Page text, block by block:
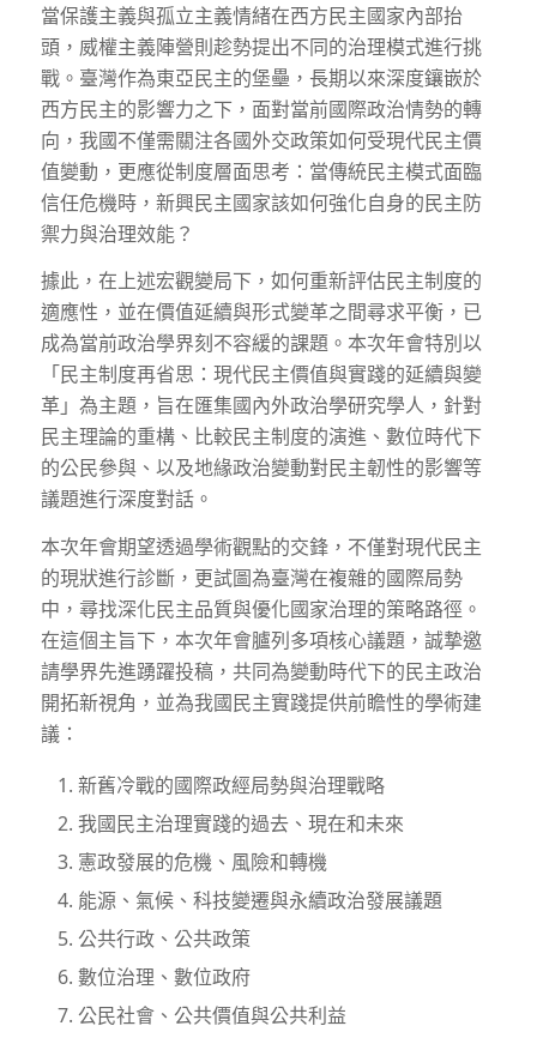
當保護主義與孤立主義情緒在西方民主國家內部抬
頭，威權主義陣營則趁勢提出不同的治理模式進行挑
戰。臺灣作為東亞民主的堡壘，長期以來深度鑲嵌於
西方民主的影響力之下，面對當前國際政治情勢的轉
向，我國不僅需關注各國外交政策如何受現代民主價
值變動，更應從制度層面思考：當傳統民主模式面臨
信任危機時，新興民主國家該如何強化自身的民主防
禦力與治理效能？
據此，在上述宏觀變局下，如何重新評估民主制度的
適應性，並在價值延續與形式變革之間尋求平衡，已
成為當前政治學界刻不容緩的課題。本次年會特別以
「民主制度再省思：現代民主價值與實踐的延續與變
革」為主題，旨在匯集國內外政治學研究學人，針對
民主理論的重構、比較民主制度的演進、數位時代下
的公民參與、以及地緣政治變動對民主韌性的影響等
議題進行深度對話。
本次年會期望透過學術觀點的交鋒，不僅對現代民主
的現狀進行診斷，更試圖為臺灣在複雜的國際局勢
中，尋找深化民主品質與優化國家治理的策略路徑。
在這個主旨下，本次年會臚列多項核心議題，誠摯邀
請學界先進踴躍投稿，共同為變動時代下的民主政治
開拓新視角，並為我國民主實踐提供前瞻性的學術建
議：
新舊冷戰的國際政經局勢與治理戰略
我國民主治理實踐的過去、現在和未來
憲政發展的危機、風險和轉機
能源、氣候、科技變遷與永續政治發展議題
公共行政、公共政策
數位治理、數位政府
公民社會、公共價值與公共利益